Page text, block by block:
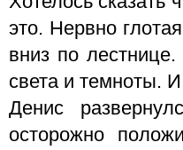
это. Нервно
вниз по
света и темноты.
Денис
осторожно